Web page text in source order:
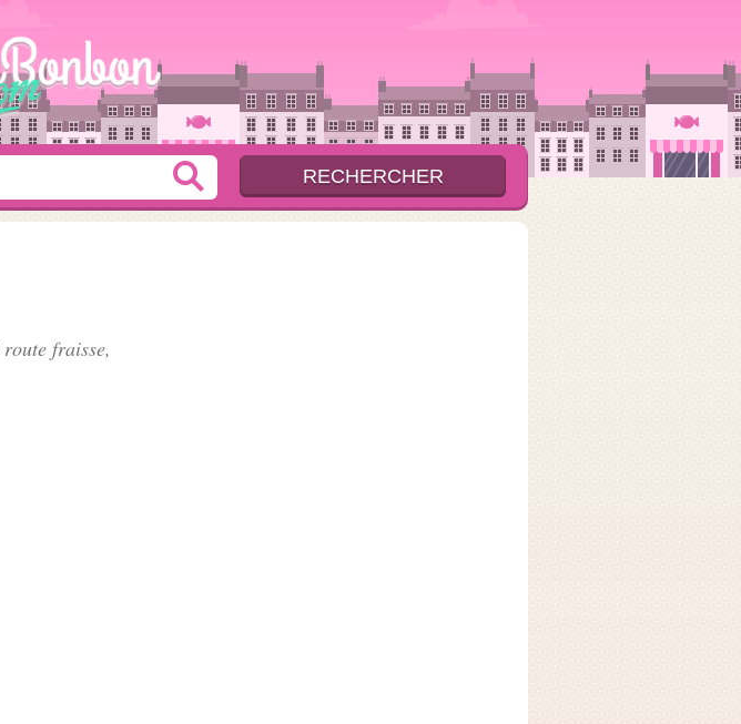
route fraisse,